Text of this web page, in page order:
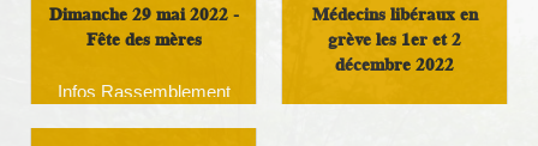
autour du Doux
Dimanche 29 mai 2022 -
Fête des mères
Infos Rassemblement
Médecins libéraux en
grève les 1er et 2
décembre 2022